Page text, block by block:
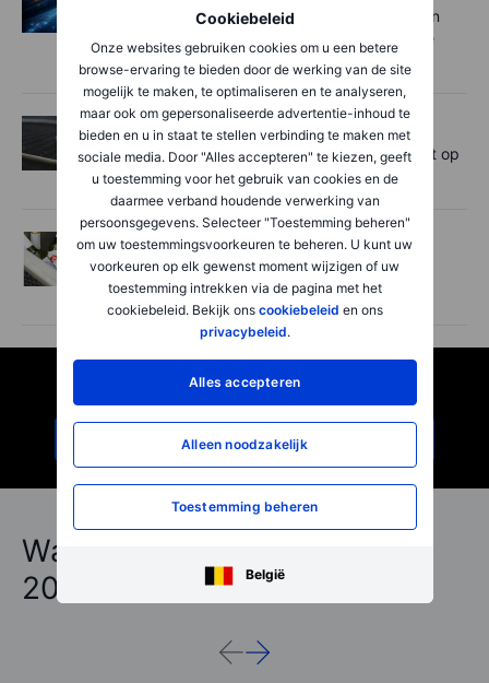
Cookiebeleid
Onze websites gebruiken cookies om u een betere
browse-ervaring te bieden door de werking van de site
mogelijk te maken, te optimaliseren en te analyseren,
maar ook om gepersonaliseerde advertentie-inhoud te
bieden en u in staat te stellen verbinding te maken met
sociale media. Door "Alles accepteren" te kiezen, geeft
u toestemming voor het gebruik van cookies en de
daarmee verband houdende verwerking van
persoonsgegevens. Selecteer "Toestemming beheren"
om uw toestemmingsvoorkeuren te beheren. U kunt uw
voorkeuren op elk gewenst moment wijzigen of uw
toestemming intrekken via de pagina met het
cookiebeleid. Bekijk ons cookiebeleid en ons
privacybeleid.
Alles accepteren
Alleen noodzakelijk
Toestemming beheren
België
Sterke vraag en chiptekorten bij Apple en
Amazon, maar beleggers trekken andere
conclusies
Aandelen
2026-07-31 07:39
Proximus houdt stand in eigen land, zicht op
beterschap voor Proximus Global.
Aandelen
2026-07-30 07:49
WK geeft AB InBev vleugels, maar wat
gebeurt er daarna?
Klaar om te beginnen?
Open een rekening
Waanzinnige voorspellingen
2026